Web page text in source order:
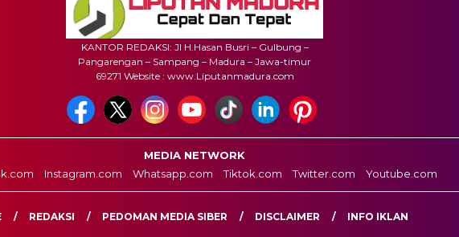
KANTOR REDAKSI: Jl H.Hasan Busri – Gulbung –
Pangarengan – Sampang – Madura – Jawa-timur
69271 Website : www.Liputanmadura.com
MEDIA NETWORK
Instagram.com Whatsapp.com Tiktok.com Twitter.com Youtube.com
REDAKSI PEDOMAN MEDIA SIBER DISCLAIMER INFO IKLAN